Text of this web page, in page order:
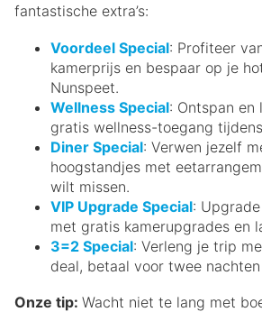
fantastische extra’s:
Voordeel Special: Profiteer
kamerprijs en bespaar op je
Nunspeet.
Wellness Special: Ontspan en
gratis wellness-toegang
Diner Special: Verwen jezelf
hoogstandjes met
wilt missen.
VIP Upgrade Special:
met gratis kamerupgrades en
3=2 Special: Verleng je trip
deal, betaal voor twee
Onze tip: Wacht niet te lang met